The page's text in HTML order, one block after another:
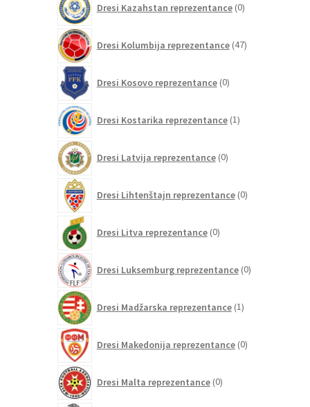
Dresi Kazahstan reprezentance 0izdelkov
Dresi Kolumbija reprezentance 47izdelkov
Dresi Kosovo reprezentance 0izdelkov
Dresi Kostarika reprezentance 1izdelek
Dresi Latvija reprezentance 0izdelkov
Dresi Lihtenštajn reprezentance 0izdelkov
Dresi Litva reprezentance 0izdelkov
Dresi Luksemburg reprezentance 0izdelkov
Dresi Madžarska reprezentance 1izdelek
Dresi Makedonija reprezentance 0izdelkov
Dresi Malta reprezentance 0izdelkov